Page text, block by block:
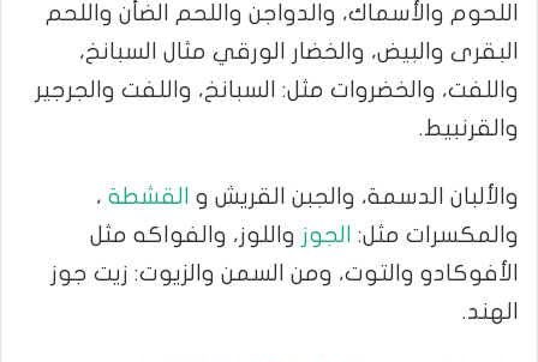
اللحوم والأسماك، والدواجن واللحم الضأن واللحم
البقرى والبيض، والخضار الورقي مثال السبانخ،
واللفت، والخضروات مثل: السبانخ، واللفت والجرجير
والقرنبيط.
والألبان الدسمة، والجبن القريش و القشطة ،
والمكسرات مثل: الجوز واللوز، والفواكه مثل
الأفوكادو والتوت، ومن السمن والزيوت: زيت جوز
الهند.